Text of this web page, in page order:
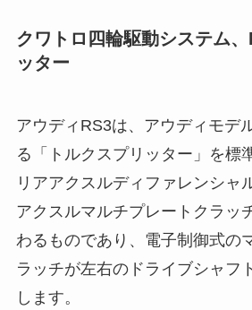
クワトロ四輪駆動システム
ッター
アウディRS3は、アウディモデ
る「トルクスプリッター」を標
リアアクスルディファレンシャ
アクスルマルチプレートクラッ
わるものであり、電子制御式の
ラッチが左右のドライブシャフ
します。